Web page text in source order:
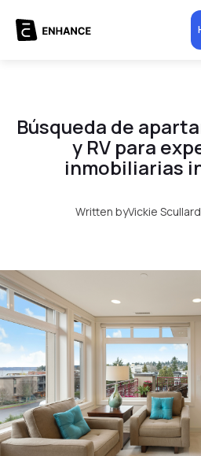
Búsqueda de
y RV para
inmobiliarias
Written byVickie Scullard